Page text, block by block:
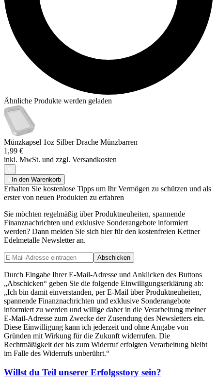
Ähnliche Produkte werden geladen
Münzkapsel 1oz Silber Drache Münzbarren
1,99 €
inkl. MwSt. und zzgl. Versandkosten
In den Warenkorb
Erhalten Sie kostenlose Tipps um Ihr Vermögen zu schützen und als
erster von neuen Produkten zu erfahren
Sie möchten regelmäßig über Produktneuheiten, spannende
Finanznachrichten und exklusive Sonderangebote informiert
werden? Dann melden Sie sich hier für den kostenfreien Kettner
Edelmetalle Newsletter an.
Abschicken
Durch Eingabe Ihrer E-Mail-Adresse und Anklicken des Buttons
„Abschicken“ geben Sie die folgende Einwilligungserklärung ab:
„Ich bin damit einverstanden, per E-Mail über Produktneuheiten,
spannende Finanznachrichten und exklusive Sonderangebote
informiert zu werden und willige daher in die Verarbeitung meiner
E-Mail-Adresse zum Zwecke der Zusendung des Newsletters ein.
Diese Einwilligung kann ich jederzeit und ohne Angabe von
Gründen mit Wirkung für die Zukunft widerrufen. Die
Rechtmäßigkeit der bis zum Widerruf erfolgten Verarbeitung bleibt
im Falle des Widerrufs unberührt.“
Willst du Teil unserer Erfolgsstory sein?